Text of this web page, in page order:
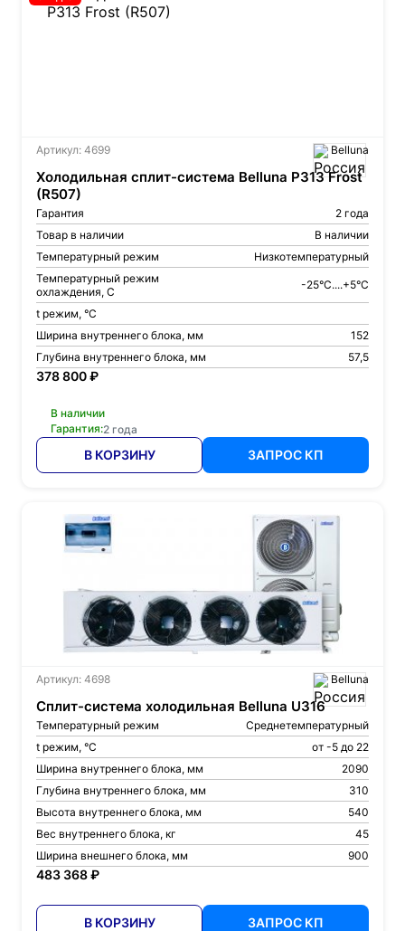
Артикул: 4699 Belluna
Холодильная сплит-система Belluna P313 Frost
(R507)
Гарантия
2 года
Товар в наличии
В наличии
Температурный режим
Низкотемпературный
Температурный режим
охлаждения, С
-25°C....+5°C
t режим, °С
Ширина внутреннего блока, мм
152
Глубина внутреннего блока, мм
57,5
378 800 ₽
В наличии
Гарантия:2 года
В КОРЗИНУ ЗАПРОС КП
Артикул: 4698 Belluna
Сплит-система холодильная Belluna U316
Температурный режим
Среднетемпературный
t режим, °С
от -5 до 22
Ширина внутреннего блока, мм
2090
Глубина внутреннего блока, мм
310
Высота внутреннего блока, мм
540
Вес внутреннего блока, кг
45
Ширина внешнего блока, мм
900
483 368 ₽
В КОРЗИНУ ЗАПРОС КП